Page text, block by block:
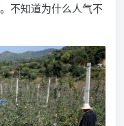
不知道为什么人气不